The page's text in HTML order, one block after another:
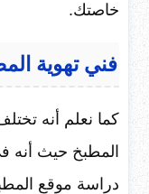
خاصتك.
فني تهوية
كما نعلم أنه
المطبخ حيث أنه
دراسة موقع